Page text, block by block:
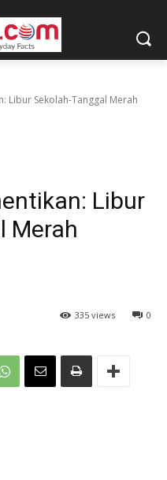
Libur Sekolah-Tanggal Merah
Libur
Merah
0
335 views